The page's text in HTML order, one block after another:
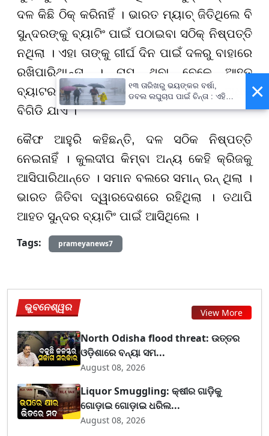
ଦଳ କିଛି ଠିକ୍ କରିନାହିଁ । ଭାରତ ମ୍ୟାଚ୍ ଜିତିଥିଲେ ବି
ସୁନ୍ଦରଙ୍କୁ ବ୍ୟାଟିଂ ପାଇଁ ପଠାଇବା ସଠିକ୍ ନିଷ୍ପତ୍ତି
ନଥିଲା । ଏହା ତାଙ୍କୁ ଗୀର୍ଘ ଦିନ ପାଇଁ ଦଳରୁ ବାହାରେ
ରଖିପାରିଥାନ୍ତା । ଚାପ ଥିବା ବେଳେ ଆହତ
ବ୍ୟାଟରଙ୍କୁ ଖେଳିବାକୁ ପଠାଇଲେ ସ୍ଥିତି ଅଧିକ
ବିଗିଡି ଯାଏ ।
କୈଫ ଆହୁରି କହିଛନ୍ତି, ଦଳ ସଠିକ ନିଷ୍ପତ୍ତି
ନେଇନାହିଁ । କୁଲଦୀପ କିମ୍ବା ଅନ୍ୟ କେହି କ୍ରିଜକୁ
ଆସିପାରିଥାନ୍ତେ । ସମାନ ବଲରେ ସମାନ୍ ରନ୍ ଥିଲା ।
ଭାରତ ଜିତିବା ଦ୍ୱାରଦେଶରେ ରହିଥିଲା । ତଥାପି
ଆହତ ସୁନ୍ଦର ବ୍ୟାଟିଂ ପାଇଁ ଆସିଥିଲେ ।
Tags:
prameyanews7
ଭୁବନେଶ୍ୱର View More
North Odisha flood threat: ଉତ୍ତର
ଓଡ଼ିଶାରେ ବନ୍ୟା ସମ...
August 08, 2026
Liquor Smuggling: କ୍ଷୀର ଗାଡ଼ିକୁ
ଗୋଡ଼ାଇ ଗୋଡ଼ାଇ ଧରିଲ...
August 08, 2026
×
୧୩ ତାରିଖରୁ ଭୟଙ୍କର ବର୍ଷା,
ଡବଲ ଲଘୁଚାପ ପାଇଁ ଚିନ୍ତା : ଏହି
ସବୁ ଜିଲ୍ଲାବାସୀ ରୁହନ୍ତୁ ସାବଧାନ !